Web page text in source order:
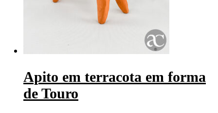
Apito em terracota em forma
de Touro